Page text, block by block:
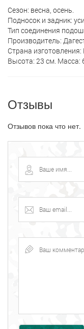
Сезон: весна, осень.
Подносок и задник:
Тип соединения
Производитель:
Страна изготовления:
Высота: 23 см. Масса:
Отзывы
Отзывов пока что нет.